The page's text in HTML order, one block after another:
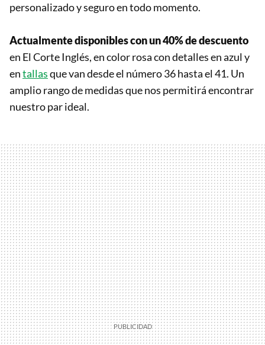
personalizado y seguro en todo momento.
Actualmente disponibles con un 40% de descuento
en El Corte Inglés, en color rosa con detalles en azul y
entallasque van desde el número 36 hasta el 41. Un
amplio rango de medidas que nos permitirá encontrar
nuestro par ideal.